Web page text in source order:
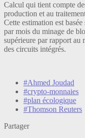
Calcul qui tient compte
production et au
Cette estimation est
par mois du minage de
supérieure par rapport au
des circuits intégrés.
#Ahmed Joudad
#crypto-monnaies
#plan écologique
#Thomson Reuters
Partager